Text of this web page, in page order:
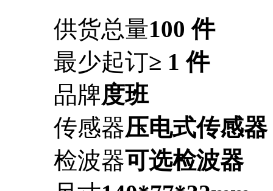
供货总量100 件
最少起订≥ 1 件
品牌度班
传感器压电式传感器
检波器可选检波器